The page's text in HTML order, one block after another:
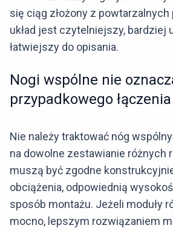
się ciąg złożony z powtarzalnych
układ jest czytelniejszy, bardziej
łatwiejszy do opisania.
Nogi wspólne nie
przypadkowego łączenia
Nie należy traktować nóg
na dowolne zestawianie różnych
muszą być zgodne
obciążenia, odpowiednią
sposób montażu. Jeżeli moduły
mocno, lepszym rozwiązaniem